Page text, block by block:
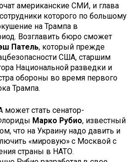
американские СМИ, и глава
которого по большому
на Трампа в
Возглавить бюро сможет
Патель, который прежде
США, старшим
Национальной разведки и
обороны во время первого
Трампа.
стать сенатор-
Марко Рубио, известный
что на Украину надо давить и
«мировую» с Москвой с
страны в НАТО.